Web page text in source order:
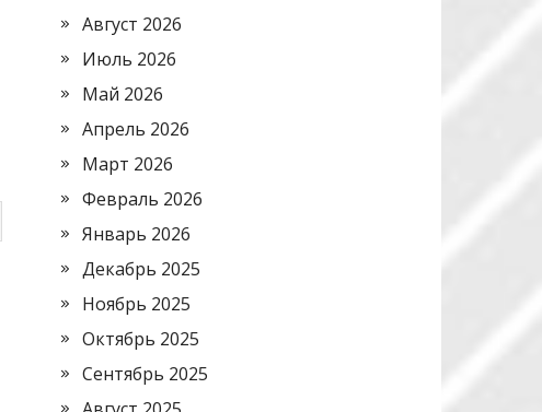
Август 2026
Июль 2026
Май 2026
Апрель 2026
Март 2026
Февраль 2026
Январь 2026
Декабрь 2025
Ноябрь 2025
Октябрь 2025
Сентябрь 2025